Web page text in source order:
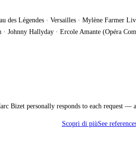
des Légendes · Versailles · Mylène Farmer
Johnny Hallyday · Ercole Amante (Opéra
Bizet personally responds to each request —
Scopri di piùSee